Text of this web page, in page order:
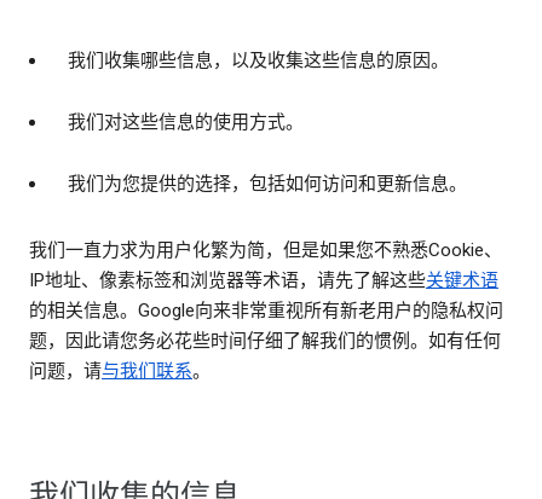
我们收集哪些信息，以及收集这些信息的原因。
我们对这些信息的使用方式。
我们为您提供的选择，包括如何访问和更新信息。
我们一直力求为用户化繁为简，但是如果您不熟悉Cookie、
IP地址、像素标签和浏览器等术语，请先了解这些关键术语
的相关信息。Google向来非常重视所有新老用户的隐私权问
题，因此请您务必花些时间仔细了解我们的惯例。如有任何
问题，请与我们联系。